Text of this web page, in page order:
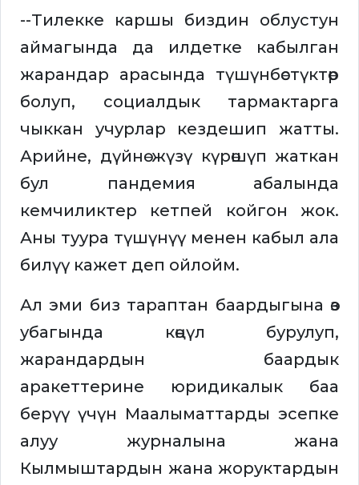
--Тилекке каршы биздин облустун
аймагында да илдетке кабылган
жарандар арасында түшүнбөстүктөр
болуп, социалдык тармактарга
чыккан учурлар кездешип жатты.
Арийне, дүйнө жүзү күрөшүп жаткан
бул пандемия абалында
кемчиликтер кетпей койгон жок.
Аны туура түшүнүү менен кабыл ала
билүү кажет деп ойлойм.
Ал эми биз тараптан баардыгына өз
убагында көңүл бурулуп,
жарандардын баардык
аракеттерине юридикалык баа
берүү үчүн Маалыматтарды эсепке
алуу журналына жана
Кылмыштардын жана жоруктардын